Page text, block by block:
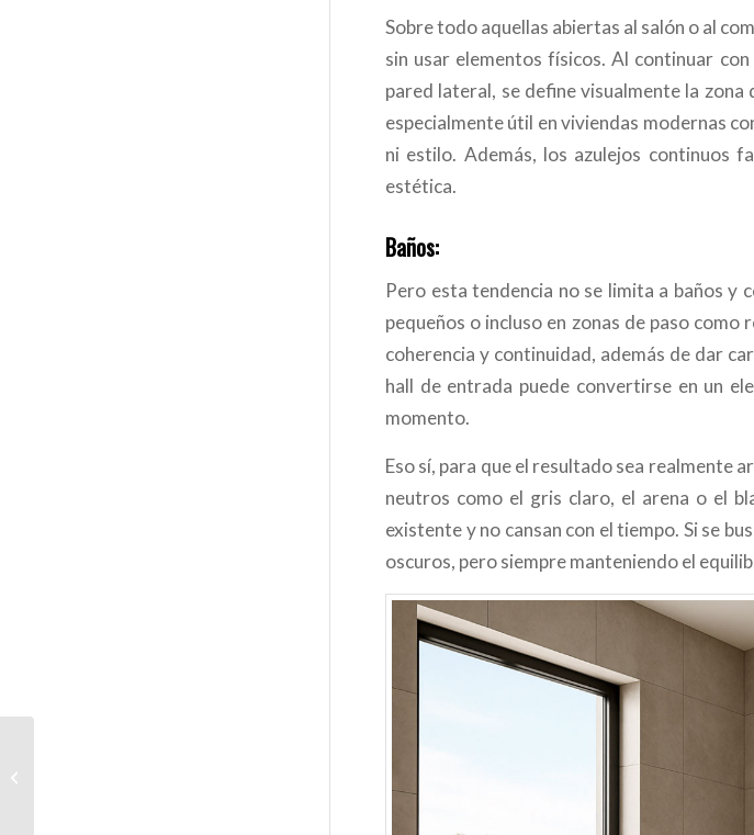
Sobre todo aquellas abiertas al salón o al
sin usar elementos físicos. Al continuar
pared lateral, se define visualmente la
especialmente útil en viviendas modernas
ni estilo. Además, los azulejos continuos
estética.
Baños:
Pero esta tendencia no se limita a baños y
pequeños o incluso en zonas de paso
coherencia y continuidad, además de dar
hall de entrada puede convertirse en un
momento.
Eso sí, para que el resultado sea realmente
neutros como el gris claro, el arena o el
existente y no cansan con el tiempo. Si se
oscuros, pero siempre manteniendo el